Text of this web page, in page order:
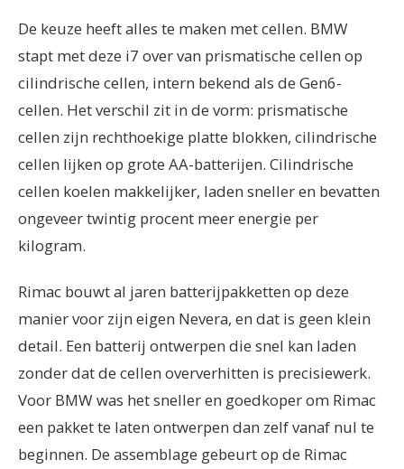
De keuze heeft alles te maken met cellen. BMW
stapt met deze i7 over van prismatische cellen op
cilindrische cellen, intern bekend als de Gen6-
cellen. Het verschil zit in de vorm: prismatische
cellen zijn rechthoekige platte blokken, cilindrische
cellen lijken op grote AA-batterijen. Cilindrische
cellen koelen makkelijker, laden sneller en bevatten
ongeveer twintig procent meer energie per
kilogram.
Rimac bouwt al jaren batterijpakketten op deze
manier voor zijn eigen Nevera, en dat is geen klein
detail. Een batterij ontwerpen die snel kan laden
zonder dat de cellen oververhitten is precisiewerk.
Voor BMW was het sneller en goedkoper om Rimac
een pakket te laten ontwerpen dan zelf vanaf nul te
beginnen. De assemblage gebeurt op de Rimac